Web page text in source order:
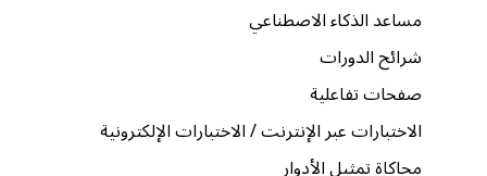
مساعد الذكاء الاصطناعي
شرائح الدورات
صفحات تفاعلية
الاختبارات عبر الإنترنت / الاختبارات الإلكترونية
محاكاة تمثيل الأدوار